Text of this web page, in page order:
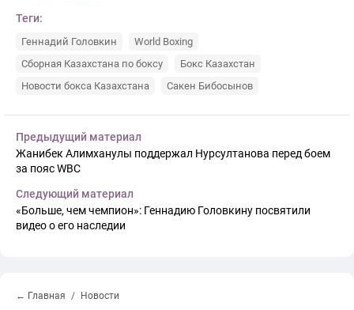
Теги:
Геннадий Головкин
World Boxing
Сборная Казахстана по боксу
Бокс Казахстан
Новости бокса Казахстана
Сакен Бибосынов
Предыдущий материал
Жанибек Алимханулы поддержал Нурсултанова перед боем
за пояс WBC
Следующий материал
«Больше, чем чемпион»: Геннадию Головкину посвятили
видео о его наследии
← Главная Новости